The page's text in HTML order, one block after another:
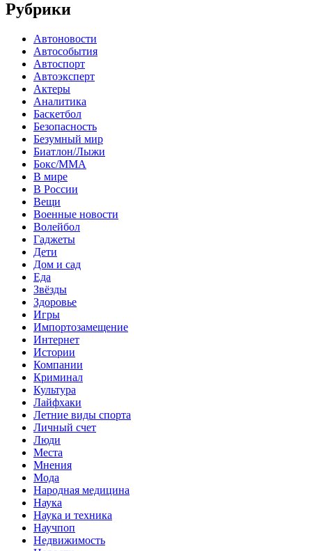
Рубрики
Автоновости
Автособытия
Автоспорт
Автоэксперт
Актеры
Аналитика
Баскетбол
Безопасность
Безумный мир
Биатлон/Лыжи
Бокс/MMA
В мире
В России
Вещи
Военные новости
Волейбол
Гаджеты
Дети
Дом и сад
Еда
Звёзды
Здоровье
Игры
Импортозамещение
Интернет
Истории
Компании
Криминал
Культура
Лайфхаки
Летние виды спорта
Личный счет
Люди
Места
Мнения
Мода
Народная медицина
Наука
Наука и техника
Научпоп
Недвижимость